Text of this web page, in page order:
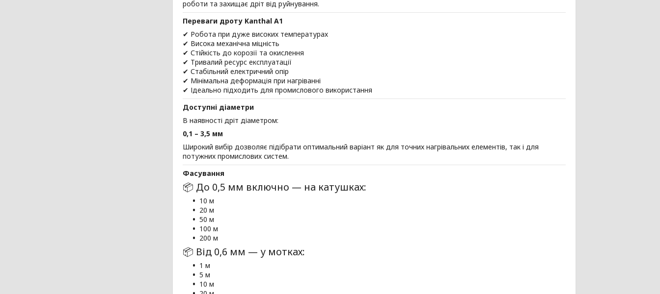
роботи та захищає дріт від руйнування.
Переваги дроту Kanthal A1
✔ Робота при дуже високих температурах
✔ Висока механічна міцність
✔ Стійкість до корозії та окислення
✔ Тривалий ресурс експлуатації
✔ Стабільний електричний опір
✔ Мінімальна деформація при нагріванні
✔ Ідеально підходить для промислового використання
Доступні діаметри
В наявності дріт діаметром:
0,1 – 3,5 мм
Широкий вибір дозволяє підібрати оптимальний варіант як для точних нагрівальних елементів, так і для
потужних промислових систем.
Фасування
📦 До 0,5 мм включно — на катушках:
10 м
20 м
50 м
100 м
200 м
📦 Від 0,6 мм — у мотках:
1 м
5 м
10 м